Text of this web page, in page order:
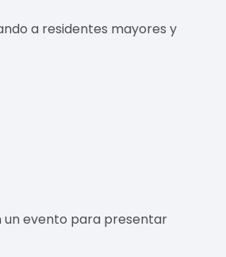
a residentes mayores y
un evento para presentar